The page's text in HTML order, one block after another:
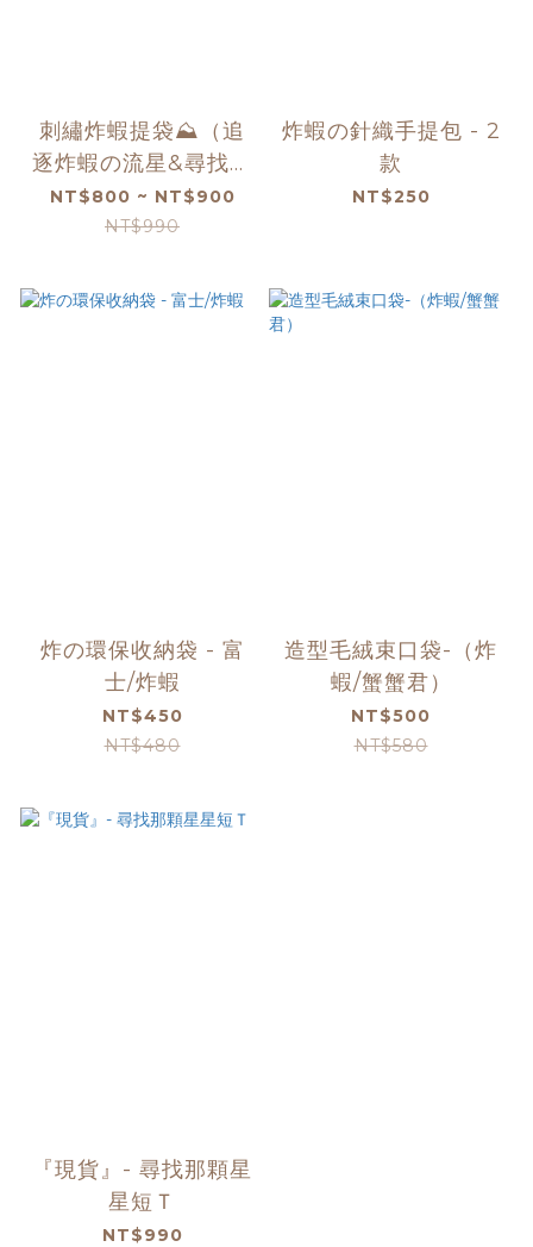
刺繡炸蝦提袋⛰️（追
逐炸蝦の流星&尋找那
顆星星）
NT$800 ~ NT$900
NT$990
炸蝦の針織手提包 - 2
款
NT$250
炸の環保收納袋 - 富
士/炸蝦
NT$450
NT$480
造型毛絨束口袋-（炸
蝦/蟹蟹君）
NT$500
NT$580
『現貨』- 尋找那顆星
星短Ｔ
NT$990